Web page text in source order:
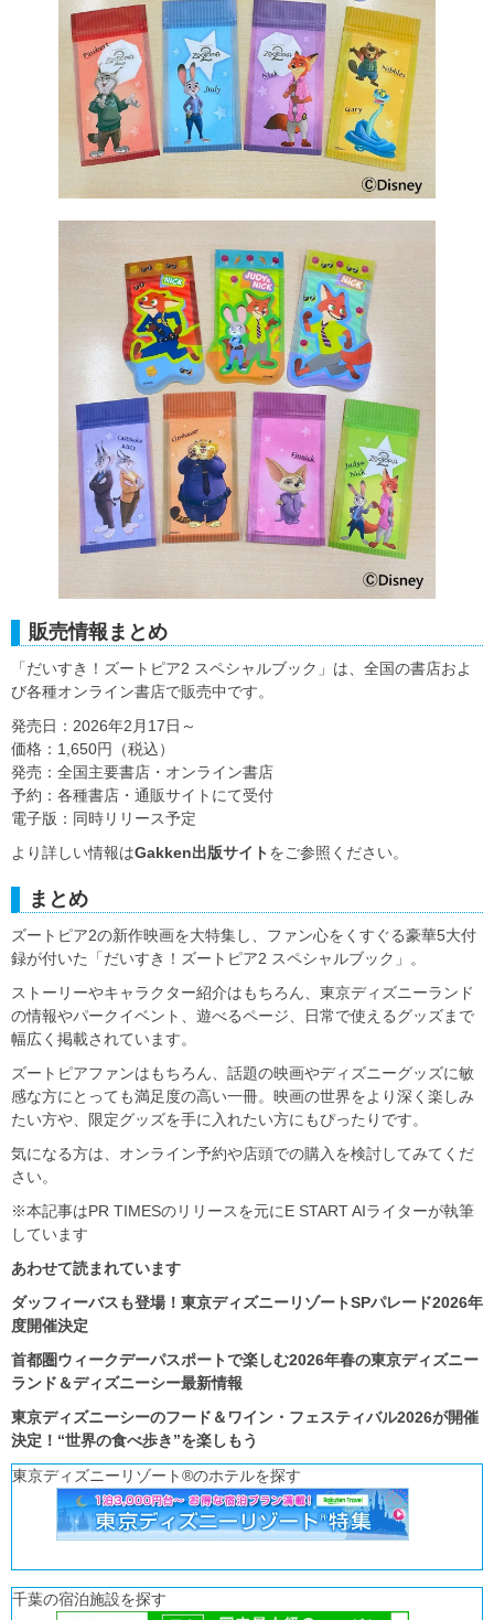
販売情報まとめ
「だいすき！ズートピア2 スペシャルブック」は、全国の書店およ
び各種オンライン書店で販売中です。
発売日：2026年2月17日～
価格：1,650円（税込）
発売：全国主要書店・オンライン書店
予約：各種書店・通販サイトにて受付
電子版：同時リリース予定
より詳しい情報はGakken出版サイト をご参照ください。
まとめ
ズートピア2の新作映画を大特集し、ファン心をくすぐる豪華5大付
録が付いた「だいすき！ズートピア2 スペシャルブック」。
ストーリーやキャラクター紹介はもちろん、東京ディズニーランド
の情報やパークイベント、遊べるページ、日常で使えるグッズまで
幅広く掲載されています。
ズートピアファンはもちろん、話題の映画やディズニーグッズに敏
感な方にとっても満足度の高い一冊。映画の世界をより深く楽しみ
たい方や、限定グッズを手に入れたい方にもぴったりです。
気になる方は、オンライン予約や店頭での購入を検討してみてくだ
さい。
※本記事はPR TIMESのリリースを元にE START AIライターが執筆
しています
あわせて読まれています
ダッフィーバスも登場！東京ディズニーリゾートSPパレード2026年
度開催決定
首都圏ウィークデーパスポートで楽しむ2026年春の東京ディズニー
ランド＆ディズニーシー最新情報
東京ディズニーシーのフード＆ワイン・フェスティバル2026が開催
決定！“世界の食べ歩き”を楽しもう
東京ディズニーリゾート®のホテルを探す
千葉の宿泊施設を探す